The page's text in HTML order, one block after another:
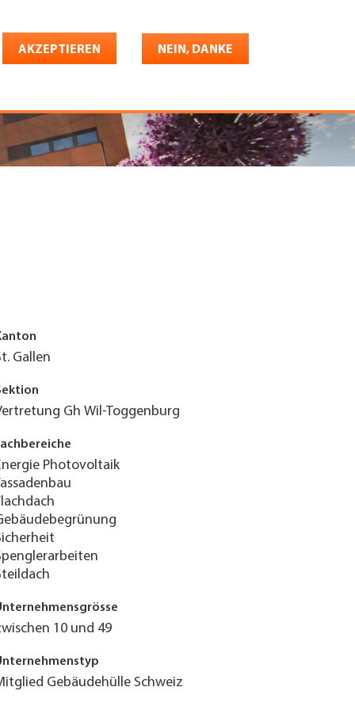
AKZEPTIEREN NEIN, DANKE
Shop Konto Deutsch
Gallen
Gh Wil-Toggenburg
Photovoltaik
10 und 49
Gebäudehülle Schweiz